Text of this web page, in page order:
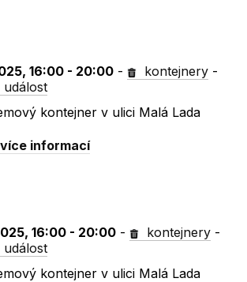
16:00 - 20:00 - kontejnery -
událost
kontejner v ulici Malá Lada
informací
16:00 - 20:00 - kontejnery -
událost
kontejner v ulici Malá Lada